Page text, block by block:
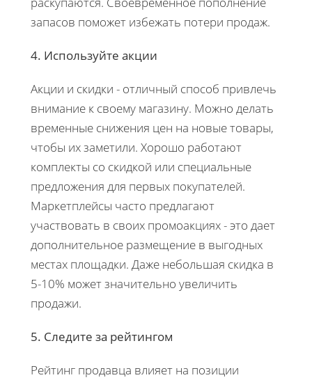
запасов поможет избежать потери продаж.
4. Используйте акции
Акции и скидки - отличный способ привлечь
внимание к своему магазину. Можно делать
временные снижения цен на новые товары,
чтобы их заметили. Хорошо работают
комплекты со скидкой или специальные
предложения для первых покупателей.
Маркетплейсы часто предлагают
участвовать в своих промоакциях - это дает
дополнительное размещение в выгодных
местах площадки. Даже небольшая скидка в
5-10% может значительно увеличить
продажи.
5. Следите за рейтингом
Рейтинг продавца влияет на позиции